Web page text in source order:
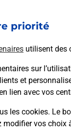
priorité
utilisent des
sur
et
lien avec vos
les cookies. Le
vos